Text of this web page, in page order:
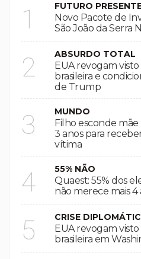
1 FUTURO
Novo Pacote de
São João da Serra
2 ABSURDO TOTAL
EUA revogam
brasileira e
de Trump
3 MUNDO
Filho esconde
3 anos para
vítima
4 55% NÃO
Quaest: 55% dos
não merece mais 4
5 CRISE
EUA revogam
brasileira em